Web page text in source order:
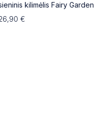
kilimėlis Fairy Garden
€